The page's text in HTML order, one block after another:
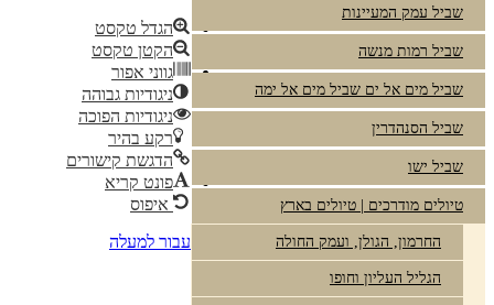
שביל עמק המעיינות
שביל רמות מנשה
שביל מים אל ים שביל מים אל ימה
שביל הסנהדרין
שביל ישו
טיולים מודרכים | טיולים בארץ
החרמון, הגולן, ועמק החולה
הגליל העליון וחופו
הגדל טקסט
הקטן טקסט
גווני אפור
ניגודיות גבוהה
ניגודיות הפוכה
רקע בהיר
הדגשת קישורים
פונט קריא
איפוס
עבור למעלה